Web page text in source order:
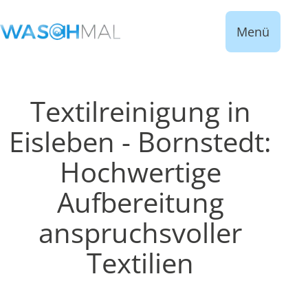
Menü
Textilreinigung in
Eisleben - Bornstedt:
Hochwertige
Aufbereitung
anspruchsvoller
Textilien